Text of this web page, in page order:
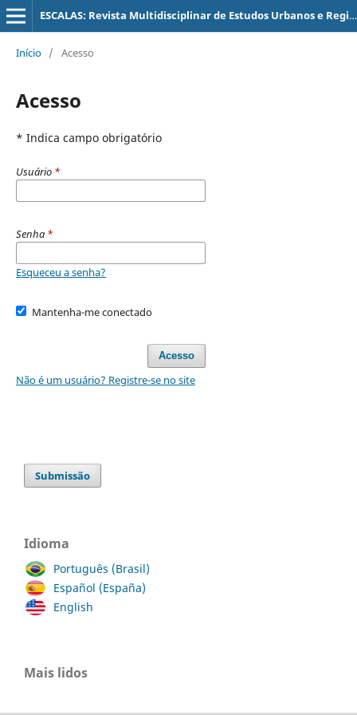
ESCALAS: Revista Multidisciplinar de Estudos Urbanos e Regionais
Início / Acesso
Acesso
* Indica campo obrigatório
Usuário *
Senha *
Esqueceu a senha?
Mantenha-me conectado
Acesso
Não é um usuário? Registre-se no site
Submissão
Idioma
Português (Brasil)
Español (España)
English
Mais lidos